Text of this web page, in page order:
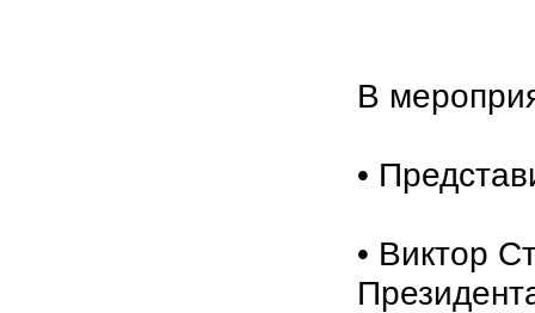
В
•
• Виктор